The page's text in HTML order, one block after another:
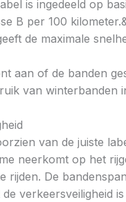
is ingedeeld op
B per 100
de maximale
aan of de banden
van winterbanden
van de juiste
neerkomt op het
rijden. De
verkeersveiligheid